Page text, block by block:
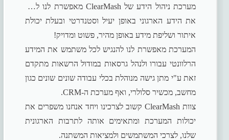
מערכת ניהול הידע של ClearMash מאפשרת לנו לנהל
את הידע הארגוני באופן יעיל וסטנדרטי ובעלת יכולת
איתור ושליפת מידע באופן מהיר, פשוט ומדויק!
המערכת מאפשרת לנו להנגיש לכל משתמש את המידע
הרלוונטי עבורו ולנהל גרסאות במודול הרשאות מתקדם
זאת ע"י מתן גישה מנוהלת בכלי עבודה שונים שונים כגון
מחשב, מכשיר סלולרי, ואף מערכת ה-CRM.
צוות ClearMash קשוב לצרכינו ויחד אנחנו משפרים את
יכולות המערכת ומתאימים אותה לתרבות הארגונית
שלנו, לצרכי המשתמשים ולמציאות המשתנה.